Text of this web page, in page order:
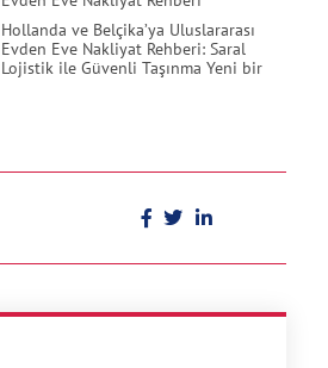
Hollanda ve Belçika’ya Uluslararası
Evden Eve Nakliyat Rehberi: Saral
Lojistik ile Güvenli Taşınma Yeni bir